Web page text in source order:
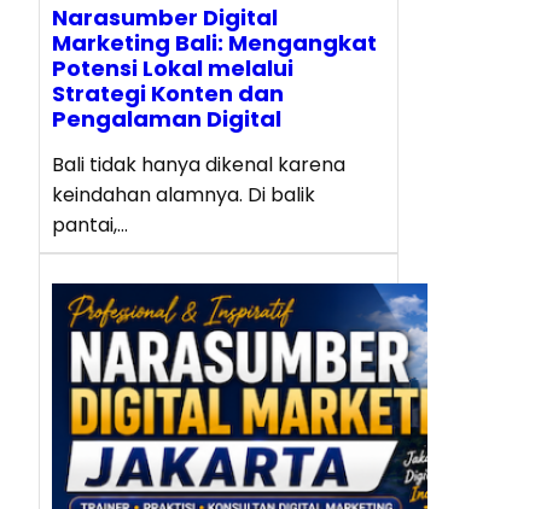
Narasumber Digital
Marketing Bali: Mengangkat
Potensi Lokal melalui
Strategi Konten dan
Pengalaman Digital
Bali tidak hanya dikenal karena
keindahan alamnya. Di balik
pantai,…